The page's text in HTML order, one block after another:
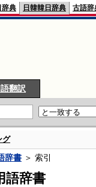
辞典 日韓韓日辞典 古語辞
翻訳
グ
辞書 ＞ 索引
語辞書